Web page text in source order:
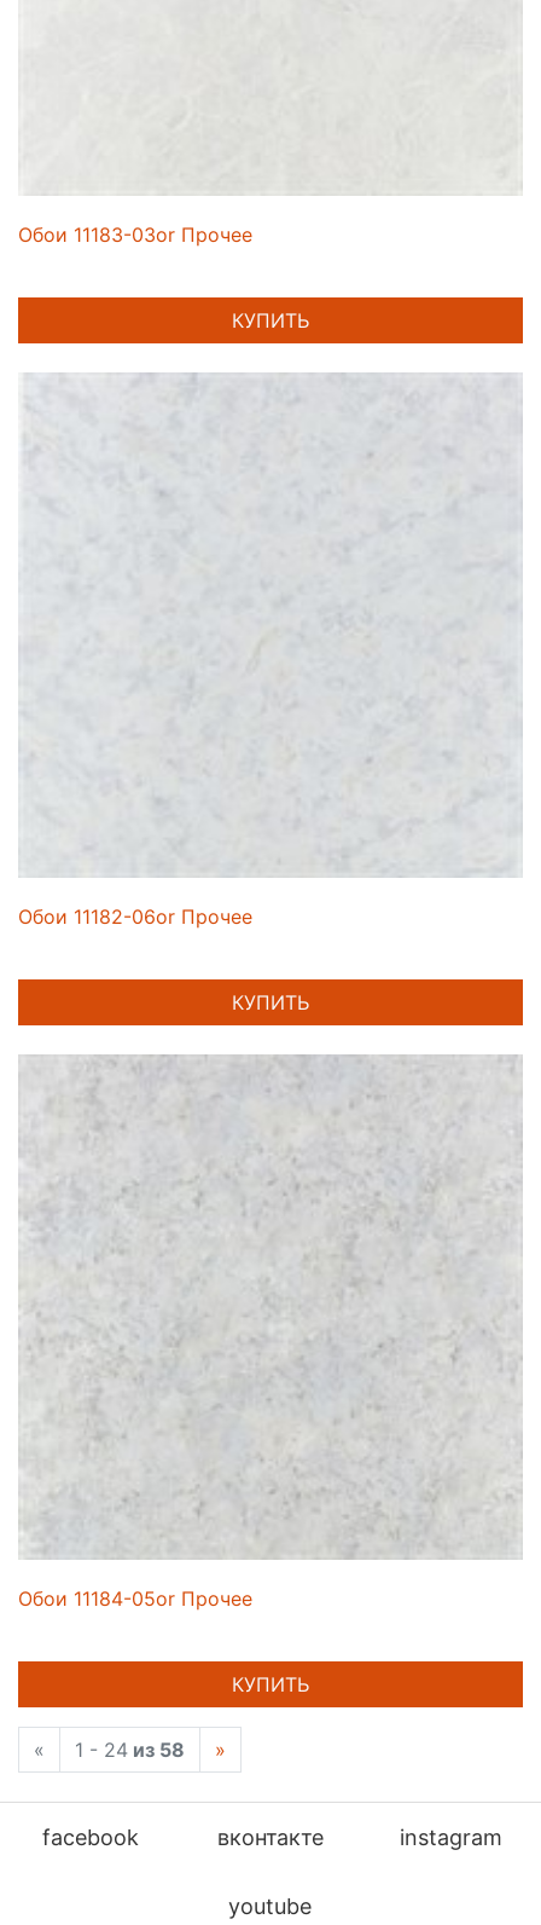
Обои 11183-03or Прочее
КУПИТЬ
Обои 11182-06or Прочее
КУПИТЬ
Обои 11184-05or Прочее
КУПИТЬ
« 1 - 24 из 58 »
facebook вконтакте instagram
youtube